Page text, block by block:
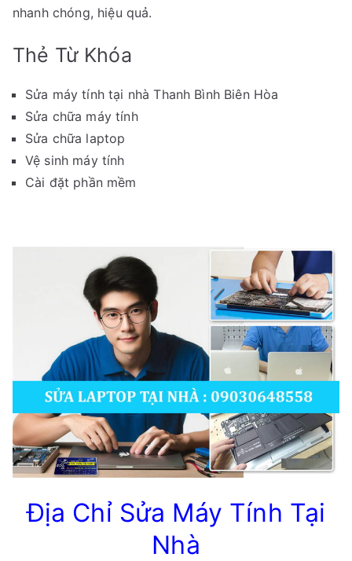
nhanh chóng, hiệu quả.
Thẻ Từ Khóa
Sửa máy tính tại nhà Thanh Bình Biên Hòa
Sửa chữa máy tính
Sửa chữa laptop
Vệ sinh máy tính
Cài đặt phần mềm
Địa Chỉ Sửa Máy Tính Tại
Nhà